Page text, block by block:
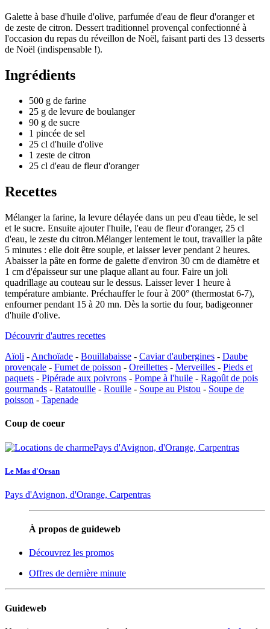
Galette à base d'huile d'olive, parfumée d'eau de fleur d'oranger et
de zeste de citron. Dessert traditionnel provençal confectionné à
l'occasion du repas du réveillon de Noël, faisant parti des 13 desserts
de Noël (indispensable !).
Ingrédients
500 g de farine
25 g de levure de boulanger
90 g de sucre
1 pincée de sel
25 cl d'huile d'olive
1 zeste de citron
25 cl d'eau de fleur d'oranger
Recettes
Mélanger la farine, la levure délayée dans un peu d'eau tiède, le sel
et le sucre. Ensuite ajouter l'huile, l'eau de fleur d'oranger, 25 cl
d'eau, le zeste du citron.Mélanger lentement le tout, travailler la pâte
5 minutes : elle doit être souple, et laisser lever pendant 2 heures.
Abaisser la pâte en forme de galette d'environ 30 cm de diamètre et
1 cm d'épaisseur sur une plaque allant au four. Faire un joli
quadrillage au couteau sur le dessus. Laisser lever 1 heure à
température ambiante. Préchauffer le four à 200° (thermostat 6-7),
enfourner pendant 15 à 20 mn. Dès la sortie du four, badigeonner
d'huile d'olive.
Découvrir d'autres recettes
Aïoli - Anchoïade - Bouillabaisse - Caviar d'aubergines - Daube
provençale - Fumet de poisson - Oreillettes - Merveilles - Pieds et
paquets - Pipérade aux poivrons - Pompe à l'huile - Ragoût de pois
gourmands - Ratatouille - Rouille - Soupe au Pistou - Soupe de
poisson - Tapenade
Coup de coeur
Le Mas d'Orsan
Pays d'Avignon, d'Orange, Carpentras
À propos de guideweb
Découvrez les promos
Offres de dernière minute
Guideweb